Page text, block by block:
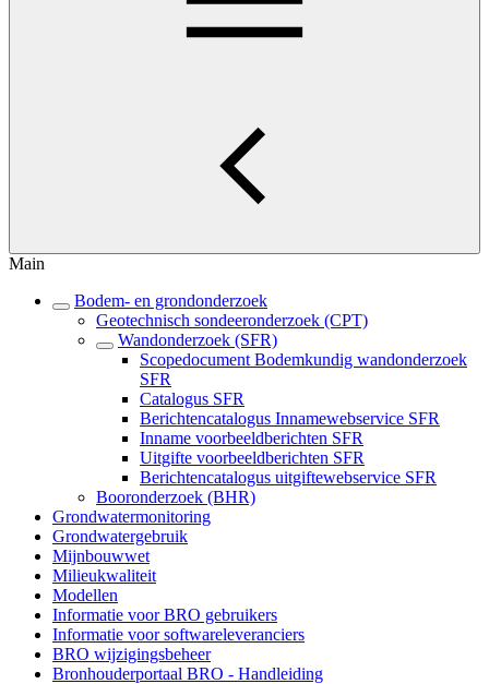
Main
Bodem- en grondonderzoek
Geotechnisch sondeeronderzoek (CPT)
Wandonderzoek (SFR)
Scopedocument Bodemkundig wandonderzoek
SFR
Catalogus SFR
Berichtencatalogus Innamewebservice SFR
Inname voorbeeldberichten SFR
Uitgifte voorbeeldberichten SFR
Berichtencatalogus uitgiftewebservice SFR
Booronderzoek (BHR)
Grondwatermonitoring
Grondwatergebruik
Mijnbouwwet
Milieukwaliteit
Modellen
Informatie voor BRO gebruikers
Informatie voor softwareleveranciers
BRO wijzigingsbeheer
Bronhouderportaal BRO - Handleiding